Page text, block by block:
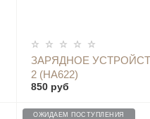
ЗАРЯДНОЕ
2 (HA622)
850 руб
ОЖИДАЕМ ПОСТУПЛЕНИЯ